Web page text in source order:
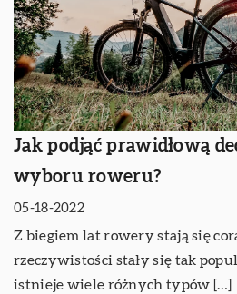
Jak podjąć prawidłową
wyboru roweru?
05-18-2022
Z biegiem lat rowery stają się
rzeczywistości stały się tak
istnieje wiele różnych typów […]